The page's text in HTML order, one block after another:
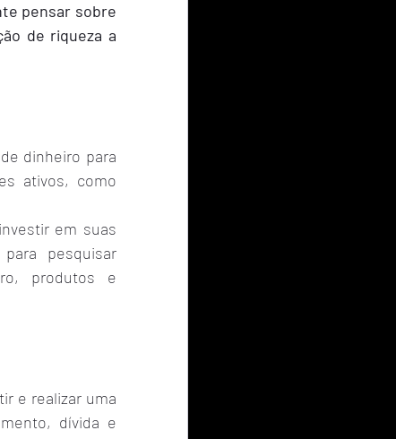
pensar sobre
de riqueza a
dinheiro para
ativos, como
em suas
pesquisar
produtos e
e realizar uma
dívida e